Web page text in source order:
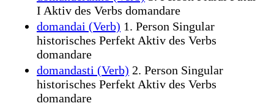
I Aktiv des Verbs domandare
domandai (Verb) 1. Person Singular
historisches Perfekt Aktiv des Verbs
domandare
domandasti (Verb) 2. Person Singular
historisches Perfekt Aktiv des Verbs
domandare